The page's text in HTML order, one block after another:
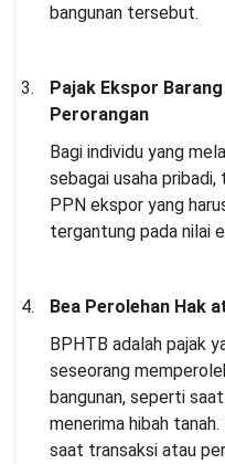
bangunan tersebut.
Pajak Ekspor
Perorangan
Bagi individu yang
sebagai usaha
PPN ekspor yang
tergantung pada nilai
Bea Perolehan Hak
BPHTB adalah pajak
seseorang
bangunan, seperti
menerima hibah
saat transaksi atau